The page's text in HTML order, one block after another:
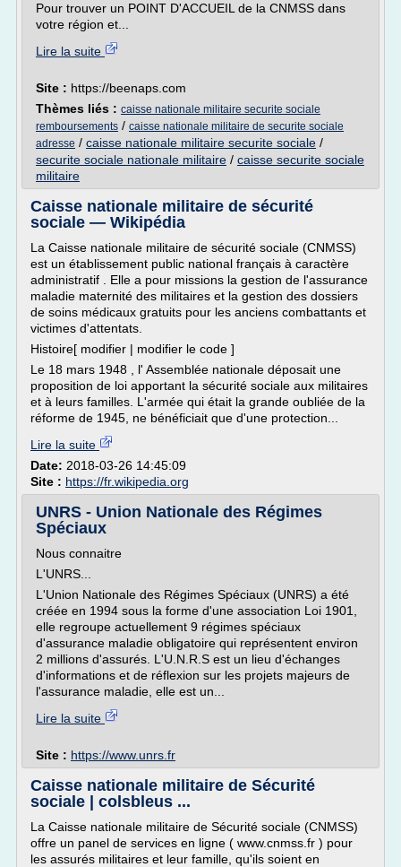
Pour trouver un POINT D'ACCUEIL de la CNMSS dans
votre région et...
Lire la suite
Site : https://beenaps.com
Thèmes liés : caisse nationale militaire securite sociale
remboursements / caisse nationale militaire de securite sociale
adresse / caisse nationale militaire securite sociale /
securite sociale nationale militaire / caisse securite sociale
militaire
Caisse nationale militaire de sécurité
sociale — Wikipédia
La Caisse nationale militaire de sécurité sociale (CNMSS)
est un établissement public national français à caractère
administratif . Elle a pour missions la gestion de l'assurance
maladie maternité des militaires et la gestion des dossiers
de soins médicaux gratuits pour les anciens combattants et
victimes d'attentats.
Histoire[ modifier | modifier le code ]
Le 18 mars 1948 , l' Assemblée nationale déposait une
proposition de loi apportant la sécurité sociale aux militaires
et à leurs familles. L'armée qui était la grande oubliée de la
réforme de 1945, ne bénéficiait que d'une protection...
Lire la suite
Date: 2018-03-26 14:45:09
Site : https://fr.wikipedia.org
UNRS - Union Nationale des Régimes
Spéciaux
Nous connaitre
L'UNRS...
L'Union Nationale des Régimes Spéciaux (UNRS) a été
créée en 1994 sous la forme d'une association Loi 1901,
elle regroupe actuellement 9 régimes spéciaux
d'assurance maladie obligatoire qui représentent environ
2 millions d'assurés. L'U.N.R.S est un lieu d'échanges
d'informations et de réflexion sur les projets majeurs de
l'assurance maladie, elle est un...
Lire la suite
Site : https://www.unrs.fr
Caisse nationale militaire de Sécurité
sociale | colsbleus ...
La Caisse nationale militaire de Sécurité sociale (CNMSS)
offre un panel de services en ligne ( www.cnmss.fr ) pour
les assurés militaires et leur famille, qu'ils soient en